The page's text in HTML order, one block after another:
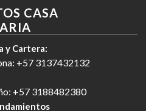
CASA
y Cartera:
+57 3137432132
+57 3188482380